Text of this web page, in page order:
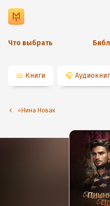
Что выбрать
📖 Книги 🎧
⭐️Нина Новак